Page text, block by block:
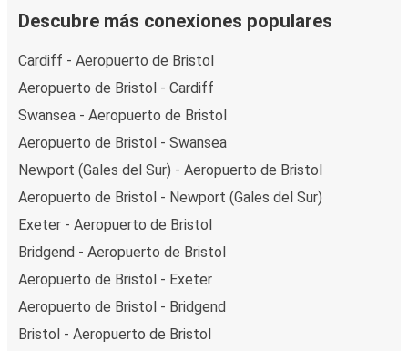
Descubre más conexiones populares
Cardiff - Aeropuerto de Bristol
Aeropuerto de Bristol - Cardiff
Swansea - Aeropuerto de Bristol
Aeropuerto de Bristol - Swansea
Newport (Gales del Sur) - Aeropuerto de Bristol
Aeropuerto de Bristol - Newport (Gales del Sur)
Exeter - Aeropuerto de Bristol
Bridgend - Aeropuerto de Bristol
Aeropuerto de Bristol - Exeter
Aeropuerto de Bristol - Bridgend
Bristol - Aeropuerto de Bristol